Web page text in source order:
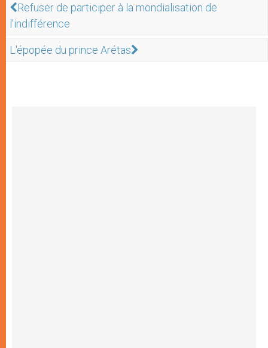
Refuser de participer à la mondialisation de
l'indifférence
L'épopée du prince Arétas